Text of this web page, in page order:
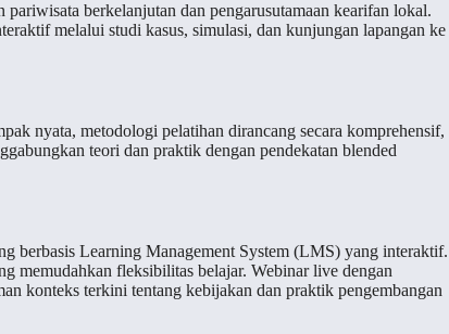
berkelanjutan dan pengarusutamaan kearifan lokal.
melalui studi kasus, simulasi, dan kunjungan lapangan ke
nyata, metodologi pelatihan dirancang secara komprehensif,
teori dan praktik dengan pendekatan blended
berbasis Learning Management System (LMS) yang interaktif.
memudahkan fleksibilitas belajar. Webinar live dengan
konteks terkini tentang kebijakan dan praktik pengembangan